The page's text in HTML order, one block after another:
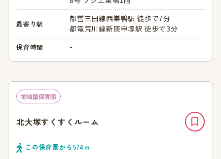
最寄り駅
都営三田線西巣鴨駅 徒歩で7分
都電荒川線新庚申塚駅 徒歩で3分
保育時間 -
地域型保育園
北大塚すくすくルーム
この保育園から574 ｍ